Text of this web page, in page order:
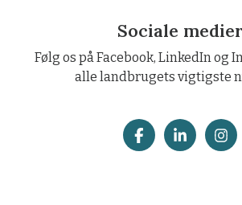
Sociale medier
Følg os på Facebook, LinkedIn og
alle landbrugets vigtigste